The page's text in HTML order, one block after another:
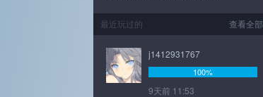
查看全部
最近玩过的
j1412931767
100%
9天前 11:53